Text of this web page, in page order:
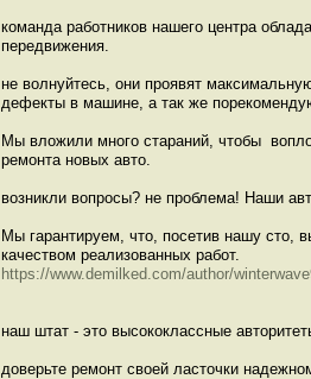
команда работников нашего центра
передвижения.
не волнуйтесь, они проявят
дефекты в машине, а так же
Мы вложили много стараний, чтобы
ремонта новых авто.
возникли вопросы? не проблема! Наши
Мы гарантируем, что, посетив нашу сто,
качеством реализованных работ.
https://www.demilked.com/author/
наш штат - это высококлассные
доверьте ремонт своей ласточки